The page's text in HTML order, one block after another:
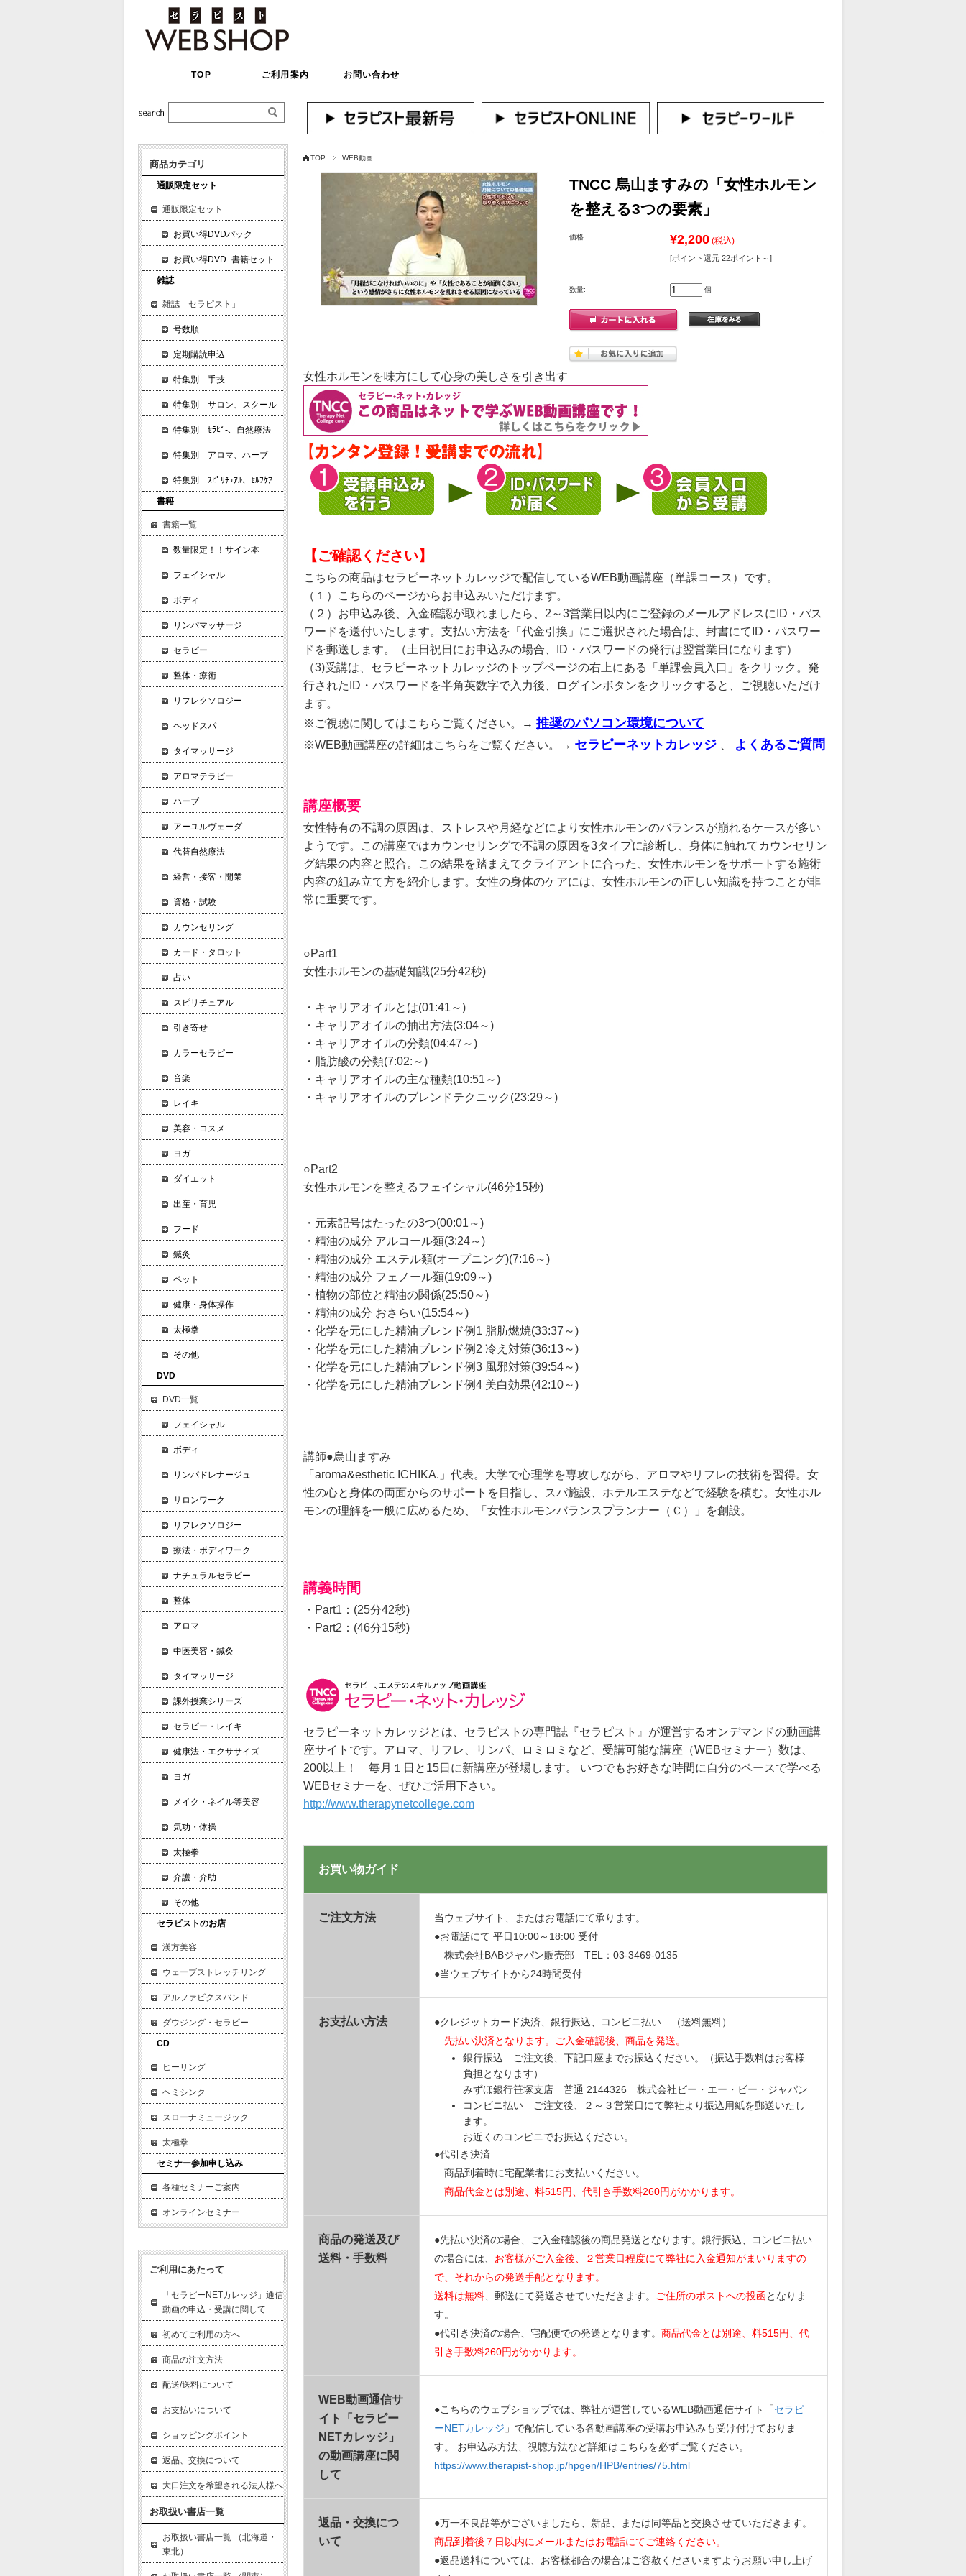
TOP ご利用案内 お問い合わせ
TOP WEB動画
TNCC 烏山ますみの「女性ホルモン
を整える3つの要素」
価格: ¥2,200 (税込)
[ポイント還元 22ポイント～]
数量: 個
女性ホルモンを味方にして心身の美しさを引き出す
【ご確認ください】
こちらの商品はセラピーネットカレッジで配信しているWEB動画講座（単課コース）です。
（１）こちらのページからお申込みいただけます。
（２）お申込み後、入金確認が取れましたら、2～3営業日以内にご登録のメールアドレスにID・パス
ワードを送付いたします。支払い方法を「代金引換」にご選択された場合は、封書にてID・パスワー
ドを郵送します。（土日祝日にお申込みの場合、ID・パスワードの発行は翌営業日になります）
（3)受講は、セラピーネットカレッジのトップページの右上にある「単課会員入口」をクリック。発
行されたID・パスワードを半角英数字で入力後、ログインボタンをクリックすると、ご視聴いただけ
ます。
※ご視聴に関してはこちらご覧ください。→ 推奨のパソコン環境について
※WEB動画講座の詳細はこちらをご覧ください。→ セラピーネットカレッジ よくあるご質問
講座概要
女性特有の不調の原因は、ストレスや月経などにより女性ホルモンのバランスが崩れるケースが多い
ようです。この講座ではカウンセリングで不調の原因を3タイプに診断し、身体に触れてカウンセリン
グ結果の内容と照合。この結果を踏まえてクライアントに合った、女性ホルモンをサポートする施術
内容の組み立て方を紹介します。女性の身体のケアには、女性ホルモンの正しい知識を持つことが非
常に重要です。
○Part1
女性ホルモンの基礎知識(25分42秒)
・キャリアオイルとは(01:41～)
・キャリアオイルの抽出方法(3:04～)
・キャリアオイルの分類(04:47～)
・脂肪酸の分類(7:02:～)
・キャリアオイルの主な種類(10:51～)
・キャリアオイルのブレンドテクニック(23:29～)
○Part2
女性ホルモンを整えるフェイシャル(46分15秒)
・元素記号はたったの3つ(00:01～)
・精油の成分 アルコール類(3:24～)
・精油の成分 エステル類(オープニング)(7:16～)
・精油の成分 フェノール類(19:09～)
・植物の部位と精油の関係(25:50～)
・精油の成分 おさらい(15:54～)
・化学を元にした精油ブレンド例1 脂肪燃焼(33:37～)
・化学を元にした精油ブレンド例2 冷え対策(36:13～)
・化学を元にした精油ブレンド例3 風邪対策(39:54～)
・化学を元にした精油ブレンド例4 美白効果(42:10～)
講師●烏山ますみ
「aroma&esthetic ICHIKA.」代表。大学で心理学を専攻しながら、アロマやリフレの技術を習得。女
性の心と身体の両面からのサポートを目指し、スパ施設、ホテルエステなどで経験を積む。女性ホル
モンの理解を一般に広めるため、「女性ホルモンバランスプランナー（Ｃ）」を創設。
講義時間
・Part1：(25分42秒)
・Part2：(46分15秒)
セラピーネットカレッジとは、セラピストの専門誌『セラピスト』が運営するオンデマンドの動画講
座サイトです。アロマ、リフレ、リンパ、ロミロミなど、受講可能な講座（WEBセミナー）数は、
200以上！ 毎月１日と15日に新講座が登場します。 いつでもお好きな時間に自分のペースで学べる
WEBセミナーを、ぜひご活用下さい。
http://www.therapynetcollege.com
お買い物ガイド
ご注文方法
当ウェブサイト、またはお電話にて承ります。
●お電話にて 平日10:00～18:00 受付
株式会社BABジャパン販売部 TEL：03-3469-0135
●当ウェブサイトから24時間受付
お支払い方法
●クレジットカード決済、銀行振込、コンビニ払い （送料無料）
先払い決済となります。ご入金確認後、商品を発送。
銀行振込 ご注文後、下記口座までお振込ください。（振込手数料はお客様
負担となります）
みずほ銀行笹塚支店 普通 2144326 株式会社ビー・エー・ビー・ジャパン
コンビニ払い ご注文後、２～３営業日にて弊社より振込用紙を郵送いたし
ます。
お近くのコンビニでお振込ください。
●代引き決済
商品到着時に宅配業者にお支払いください。
商品代金とは別途、料515円、代引き手数料260円がかかります。
商品の発送及び
送料・手数料
●先払い決済の場合、ご入金確認後の商品発送となります。銀行振込、コンビニ払い
の場合には、 お客様がご入金後、２営業日程度にて弊社に入金通知がまいりますの
で、それからの発送手配となります。
送料は無料 、郵送にて発送させていただきます。 ご住所のポストへの投函となりま
す。
●代引き決済の場合、宅配便での発送となります。 商品代金とは別途、料515円、代
引き手数料260円がかかります。
WEB動画通信サ
イト「セラピー
NETカレッジ」
の動画講座に関
して
●こちらのウェブショップでは、弊社が運営しているWEB動画通信サイト「セラピ
ーNETカレッジ 」で配信している各動画講座の受講お申込みも受け付けておりま
す。 お申込み方法、視聴方法など詳細はこちらを必ずご覧ください。
https://www.therapist-shop.jp/hpgen/HPB/entries/75.html
返品・交換につ
いて
●万一不良品等がございましたら、新品、または同等品と交換させていただきます。
商品到着後７日以内にメールまたはお電話にてご連絡ください。
●返品送料については、お客様都合の場合はご容赦くださいますようお願い申し上げ
商品カテゴリ
通販限定セット
通販限定セット
お買い得DVDパック
お買い得DVD+書籍セット
雑誌
雑誌「セラピスト」
号数順
定期購読申込
特集別 手技
特集別 サロン、スクール
特集別 ｾﾗﾋﾟ-、自然療法
特集別 アロマ、ハーブ
特集別 ｽﾋﾟﾘﾁｭｱﾙ、ｾﾙﾌｹｱ
書籍
書籍一覧
数量限定！！サイン本
フェイシャル
ボディ
リンパマッサージ
セラピー
整体・療術
リフレクソロジー
ヘッドスパ
タイマッサージ
アロマテラピー
ハーブ
アーユルヴェーダ
代替自然療法
経営・接客・開業
資格・試験
カウンセリング
カード・タロット
占い
スピリチュアル
引き寄せ
カラーセラピー
音楽
レイキ
美容・コスメ
ヨガ
ダイエット
出産・育児
フード
鍼灸
ペット
健康・身体操作
太極拳
その他
DVD
DVD一覧
フェイシャル
ボディ
リンパドレナージュ
サロンワーク
リフレクソロジー
療法・ボディワーク
ナチュラルセラピー
整体
アロマ
中医美容・鍼灸
タイマッサージ
課外授業シリーズ
セラピー・レイキ
健康法・エクササイズ
ヨガ
メイク・ネイル等美容
気功・体操
太極拳
介護・介助
その他
セラピストのお店
漢方美容
ウェーブストレッチリング
アルファビクスバンド
ダウジング・セラピー
CD
ヒーリング
ヘミシンク
スローナミュージック
太極拳
セミナー参加申し込み
各種セミナーご案内
オンラインセミナー
ご利用にあたって
「セラピーNETカレッジ」通信
動画の申込・受講に関して
初めてご利用の方へ
商品の注文方法
配送/送料について
お支払いについて
ショッピングポイント
返品、交換について
大口注文を希望される法人様へ
お取扱い書店一覧
お取扱い書店一覧 （北海道・
東北）